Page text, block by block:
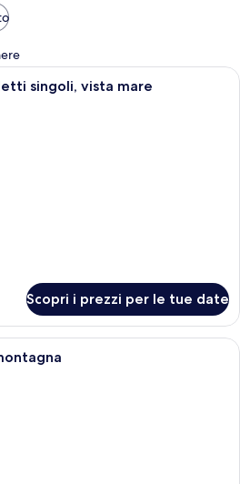
Camera d'albergo con due letti,
singoli, vista mare
Scopri i prezzi per le tue date
Camera d'hotel moderna con un